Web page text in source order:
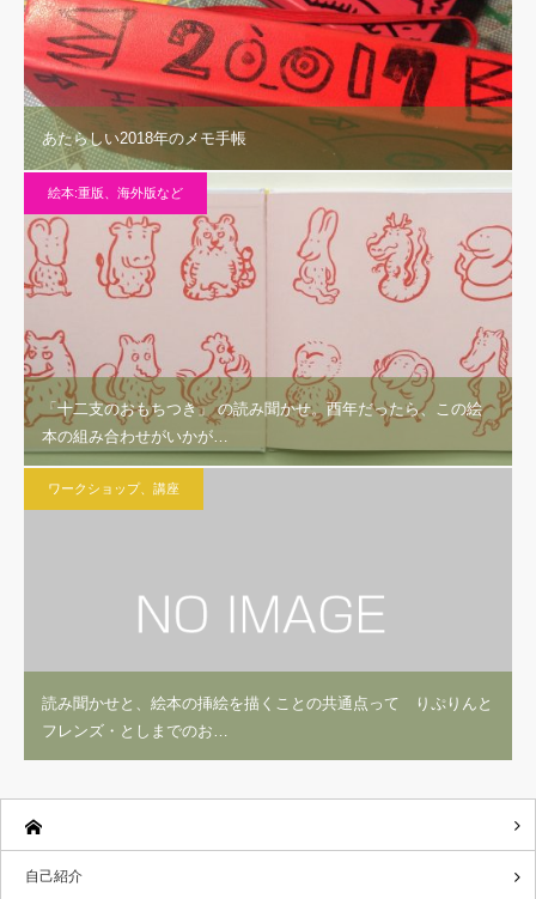
あたらしい2018年のメモ手帳
絵本:重版、海外版など
「十二支のおもちつき」 の読み聞かせ。酉年だったら、この絵
本の組み合わせがいかが…
ワークショップ、講座
読み聞かせと、絵本の挿絵を描くことの共通点って りぷりんと
フレンズ・としまでのお…
自己紹介